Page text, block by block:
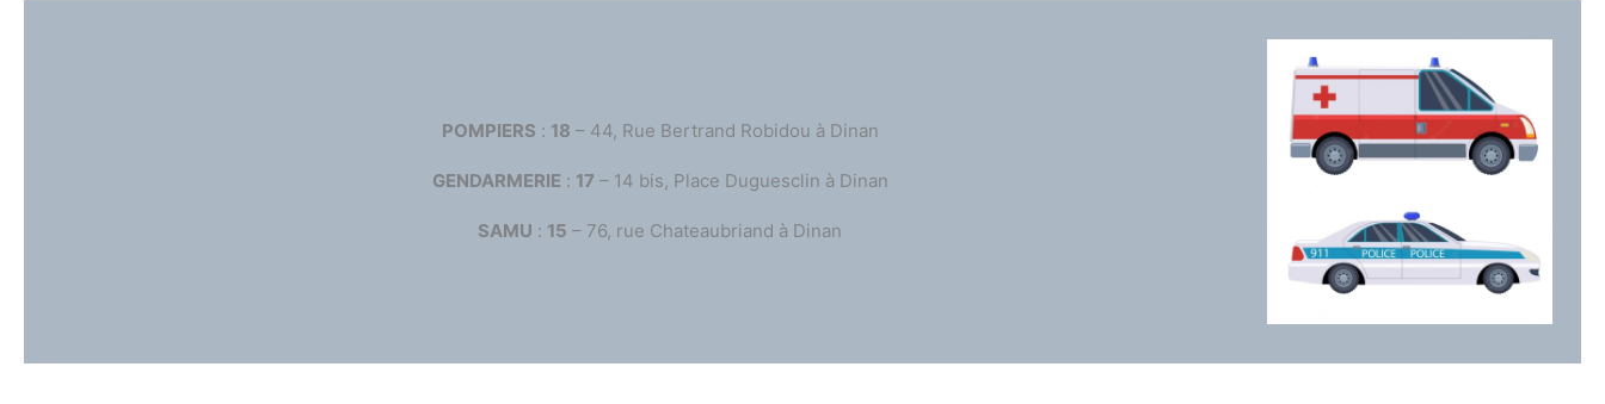
POMPIERS : 18 – 44, Rue Bertrand Robidou à Dinan
GENDARMERIE : 17 – 14 bis, Place Duguesclin à Dinan
SAMU : 15 – 76, rue Chateaubriand à Dinan